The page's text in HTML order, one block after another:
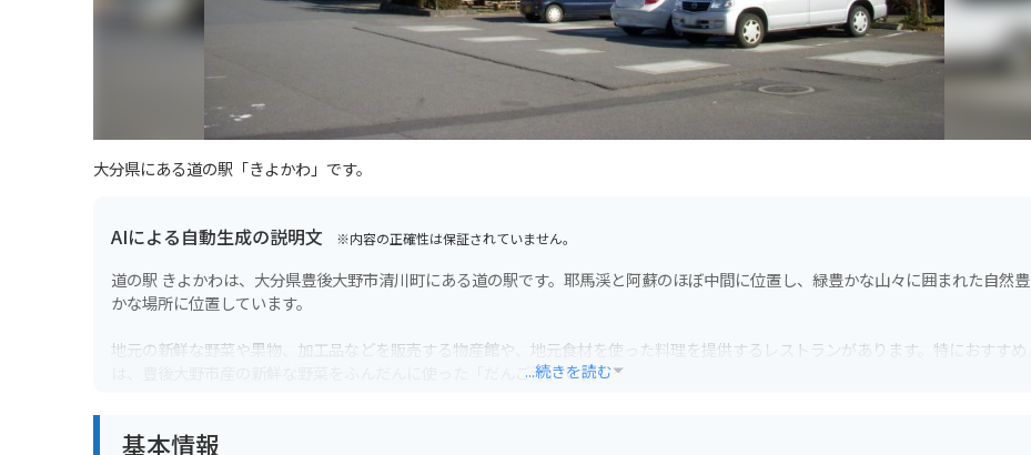
大分県にある道の駅「きよかわ」です。
AIによる自動生成の説明文 ※内容の正確性は保証されていません。
道の駅 きよかわは、大分県豊後大野市清川町にある道の駅です。耶馬渓と阿蘇のほぼ中間に位置し、緑豊かな山々に囲まれた自然豊
かな場所に位置しています。
地元の新鮮な野菜や果物、加工品などを販売する物産館や、地元食材を使った料理を提供するレストランがあります。特におすすめ
は、豊後大野市産の新鮮な野菜をふんだんに使った「だんご汁」です。
ポットが多く、ライダーの休憩場所として最適です。道の駅には、バイクスタンドや休憩スペースも完備されています。
...続きを読む
基本情報